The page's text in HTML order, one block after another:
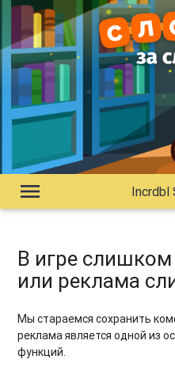
menu Incrdbl
В игре
или реклама
Мы стараемся сохранить
реклама является одной из
функций.